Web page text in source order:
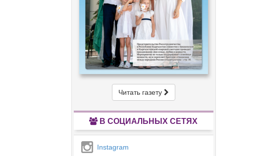
Читать газету
В СОЦИАЛЬНЫХ СЕТЯХ
Instagram